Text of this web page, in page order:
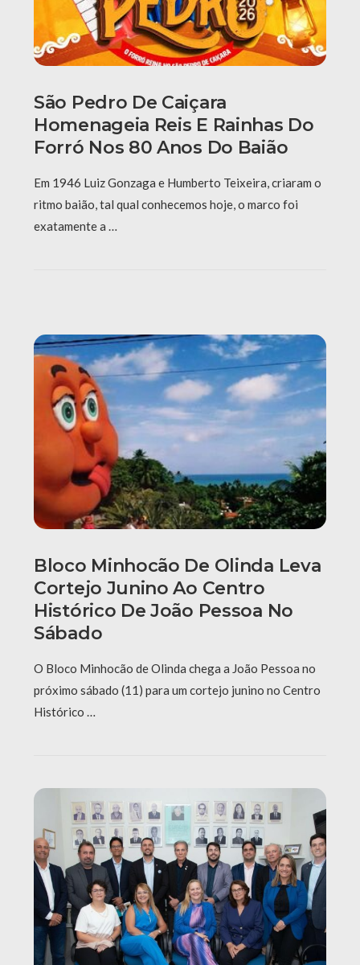
São Pedro De Caiçara
Homenageia Reis E Rainhas Do
Forró Nos 80 Anos Do Baião
Em 1946 Luiz Gonzaga e Humberto Teixeira, criaram o
ritmo baião, tal qual conhecemos hoje, o marco foi
exatamente a …
Bloco Minhocão De Olinda Leva
Cortejo Junino Ao Centro
Histórico De João Pessoa No
Sábado
O Bloco Minhocão de Olinda chega a João Pessoa no
próximo sábado (11) para um cortejo junino no Centro
Histórico …